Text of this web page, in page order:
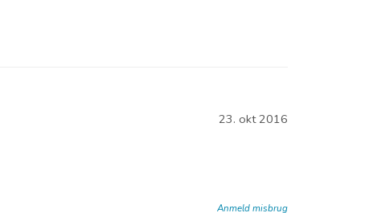
23. okt 2016
Anmeld misbrug